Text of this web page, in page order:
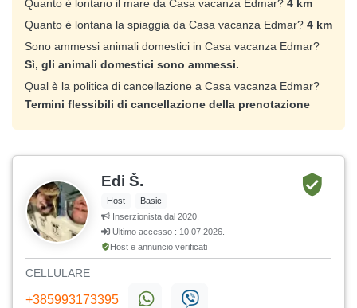
Quanto è lontano il mare da Casa vacanza Edmar? 4 km
Quanto è lontana la spiaggia da Casa vacanza Edmar? 4 km
Sono ammessi animali domestici in Casa vacanza Edmar?
Sì, gli animali domestici sono ammessi.
Qual è la politica di cancellazione a Casa vacanza Edmar?
Termini flessibili di cancellazione della prenotazione
Edi Š.
Host
Basic
Inserzionista dal 2020.
Ultimo accesso : 10.07.2026.
Host e annuncio verificati
CELLULARE
+385993173395